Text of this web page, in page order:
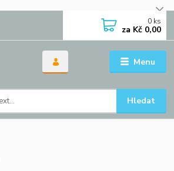
Menu
Hledat
0 ks
za Kč 0,00